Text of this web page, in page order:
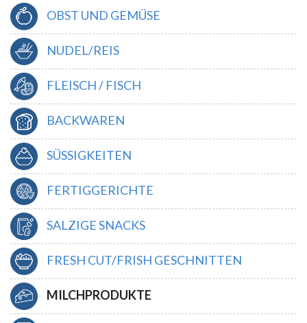
OBST UND GEMÜSE
NUDEL/REIS
FLEISCH / FISCH
BACKWAREN
SÜSSIGKEITEN
FERTIGGERICHTE
SALZIGE SNACKS
FRESH CUT/FRISH GESCHNITTEN
MILCHPRODUKTE